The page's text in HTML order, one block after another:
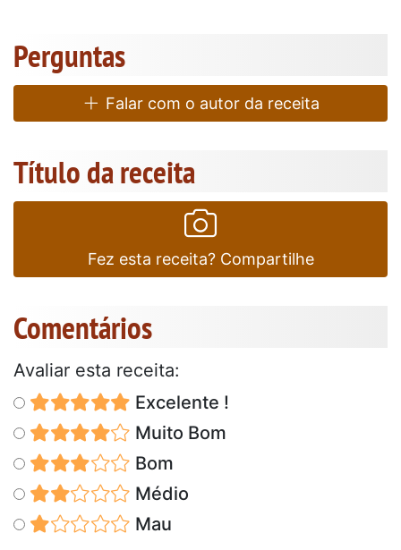
Perguntas
Falar com o autor da receita
Título da receita
Fez esta receita? Compartilhe
Comentários
Avaliar esta receita:
Excelente !
Muito Bom
Bom
Médio
Mau